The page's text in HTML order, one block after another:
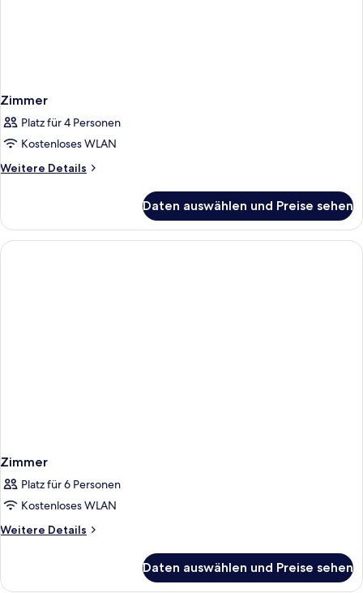
Zimmer
Platz für 4 Personen
Kostenloses WLAN
Weitere Details
Weitere
Daten auswählen und Preise sehen
Zimmer
Platz für 6 Personen
Kostenloses WLAN
Weitere Details
Weitere
Daten auswählen und Preise sehen